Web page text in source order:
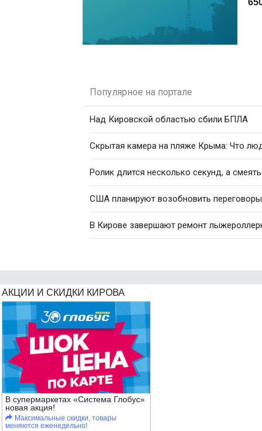
Популярное на портале
Над Кировской областью сбили БПЛА
Скрытая камера на пляже Крыма: Что
Ролик длится несколько секунд, а
США планируют возобновить
В Кирове завершают ремонт
АКЦИИ И СКИДКИ КИРОВА
В супермаркетах «Система Глобус»
новая акция!
Максимальные скидки, товары
меняются еженедельно!